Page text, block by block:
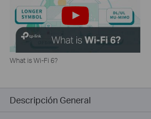
What is Wi-Fi 6?
Descripción General